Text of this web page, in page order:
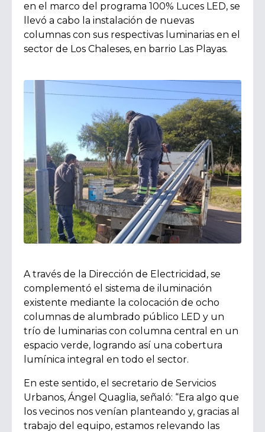
en el marco del programa 100% Luces LED, se
llevó a cabo la instalación de nuevas
columnas con sus respectivas luminarias en el
sector de Los Chaleses, en barrio Las Playas.
A través de la Dirección de Electricidad, se
complementó el sistema de iluminación
existente mediante la colocación de ocho
columnas de alumbrado público LED y un
trío de luminarias con columna central en un
espacio verde, logrando así una cobertura
lumínica integral en todo el sector.
En este sentido, el secretario de Servicios
Urbanos, Ángel Quaglia, señaló: “Era algo que
los vecinos nos venían planteando y, gracias al
trabajo del equipo, estamos relevando las